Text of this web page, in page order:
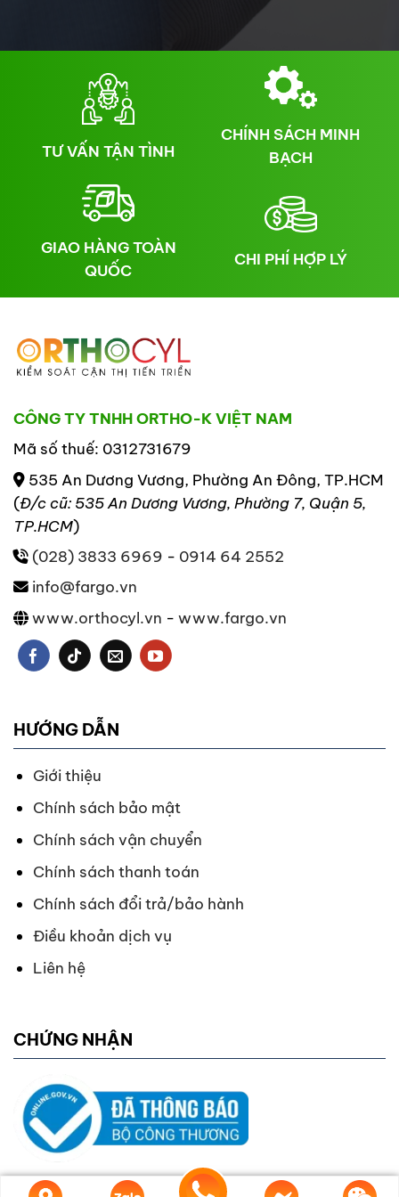
TƯ VẤN TẬN TÌNH
CHÍNH SÁCH MINH
BẠCH
GIAO HÀNG TOÀN
QUỐC
CHI PHÍ HỢP LÝ
CÔNG TY TNHH ORTHO-K VIỆT NAM
Mã số thuế: 0312731679
535 An Dương Vương, Phường An Đông, TP.HCM
(Đ/c cũ: 535 An Dương Vương, Phường 7, Quận 5,
TP.HCM)
(028) 3833 6969 - 0914 64 2552
info@fargo.vn
www.orthocyl.vn - www.fargo.vn
HƯỚNG DẪN
Giới thiệu
Chính sách bảo mật
Chính sách vận chuyển
Chính sách thanh toán
Chính sách đổi trả/bảo hành
Điều khoản dịch vụ
Liên hệ
CHỨNG NHẬN